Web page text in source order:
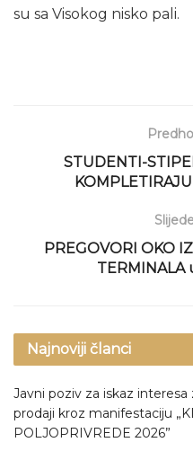
su sa Visokog nisko pali.
STUDENTI-
PREGOVORI OKO
TERMINALA
Najnoviji članci
Javni poziv za iskaz
prodaji kroz manifestaciju
POLJOPRIVREDE 2026”